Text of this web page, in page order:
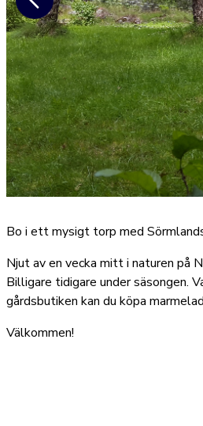
Bo i ett mysigt torp med
Njut av en vecka mitt i naturen på
Billigare tidigare under säsongen.
gårdsbutiken kan du köpa
Välkommen!